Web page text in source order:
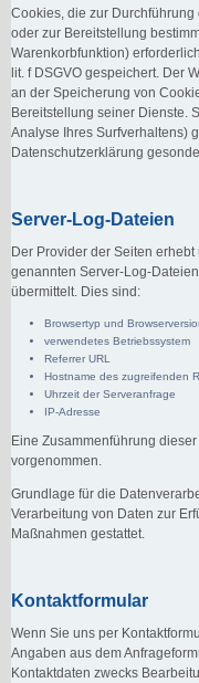
Cookies, die zur
oder zur Bereitstellung
Warenkorbfunktion)
lit. f DSGVO gespeichert. Der
an der Speicherung von
Bereitstellung seiner Dienste.
Analyse Ihres Surfverhaltens)
Datenschutzerklärung
Server-Log-Dateien
Der Provider der Seiten
genannten Server-Log-
übermittelt. Dies sind:
Browsertyp und
verwendetes Betriebssystem
Referrer URL
Hostname des zugreifenden
Uhrzeit der Serveranfrage
IP-Adresse
Eine Zusammenführung
vorgenommen.
Grundlage für die
Verarbeitung von Daten zur
Maßnahmen gestattet.
Kontaktformular
Wenn Sie uns per
Angaben aus dem
Kontaktdaten zwecks